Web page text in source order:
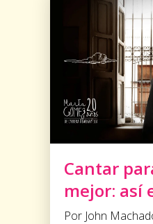
Cantar
mejor: así
Por John